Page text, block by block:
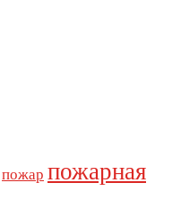
пожар пожарная